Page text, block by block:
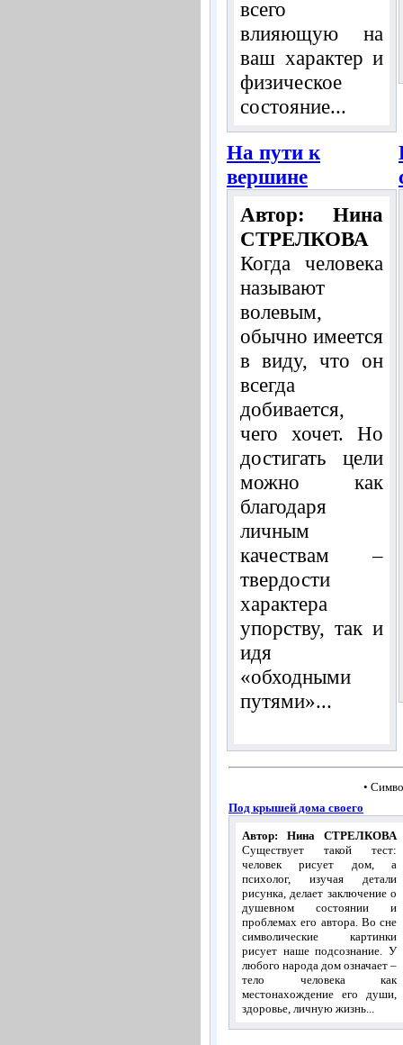
всего
влияющую на
ваш характер и
физическое
состояние...
На пути к
вершине
Автор: Нина
СТРЕЛКОВА
Когда человека
называют
волевым,
обычно имеется
в виду, что он
всегда
добивается,
чего хочет. Но
достигать цели
можно как
благодаря
личным
качествам –
твердости
характера
упорству, так и
идя
«обходными
путями»...
•
Под крышей дома своего
Автор: Нина СТРЕЛКОВА
Существует такой тест:
человек рисует дом, а
психолог, изучая детали
рисунка, делает заключение о
душевном состоянии и
проблемах его автора. Во сне
символические картинки
рисует наше подсознание. У
любого народа дом означает –
тело человека как
местонахождение его души,
здоровье, личную жизнь...